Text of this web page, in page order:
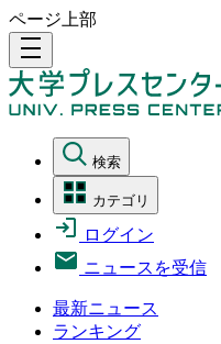
ページ上部
density_medium
検索
カテゴリ
ログイン
ニュースを受信
最新ニュース
ランキング